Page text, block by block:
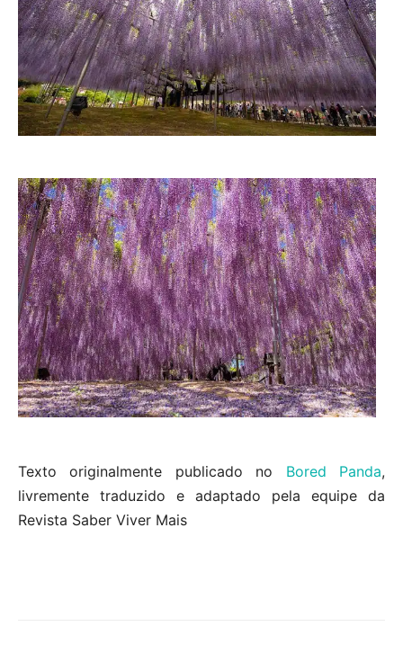
Texto originalmente publicado no Bored Panda,
livremente traduzido e adaptado pela equipe da
Revista Saber Viver Mais